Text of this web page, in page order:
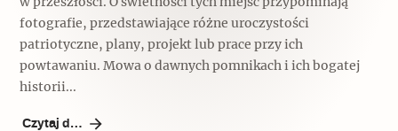
fotografie, przedstawiające różne uroczystości
patriotyczne, plany, projekt lub prace przy ich
powtawaniu. Mowa o dawnych pomnikach i ich bogatej
historii...
Czytaj dalej